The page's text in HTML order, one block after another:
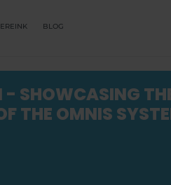
BLOG
- SHOWCASING
THE OMNIS